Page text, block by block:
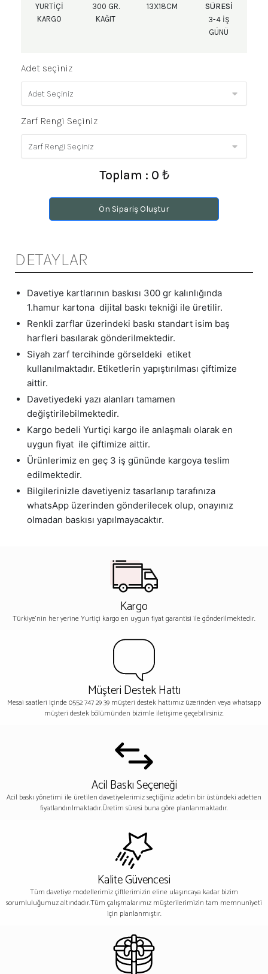
YURTIÇI
KARGO
300 GR.
KAĞIT
13X18CM
SÜRESI
3-4 IŞ
GÜNÜ
Adet seçiniz
Zarf Rengi Seçiniz
Toplam : 0 ₺
Ön Sipariş Oluştur
DETAYLAR
Davetiye kartlarının baskısı 300 gr kalınlığında
1.hamur kartona dijital baskı tekniği ile üretilir.
Renkli zarflar üzerindeki baskı standart isim baş
harfleri basılarak gönderilmektedir.
Siyah zarf tercihinde görseldeki etiket
kullanılmaktadır. Etiketlerin yapıştırılması çiftimize
aittir.
Davetiyedeki yazı alanları tamamen
değiştirilebilmektedir.
Kargo bedeli Yurtiçi kargo ile anlaşmalı olarak en
uygun fiyat ile çiftimize aittir.
Ürünlerimiz en geç 3 iş gününde kargoya teslim
edilmektedir.
Bilgilerinizle davetiyeniz tasarlanıp tarafınıza
whatsApp üzerinden gönderilecek olup, onayınız
olmadan baskısı yapılmayacaktır.
Kargo
Türkiye'nin her yerine Yurtiçi kargo en uygun fiyat garantisi ile gönderilmektedir.
Müşteri Destek Hattı
Mesai saatleri içinde 0552 747 29 39 müşteri destek hattımız üzerinden veya whatsapp
müşteri destek bölümünden bizimle iletişime geçebilirsiniz.
Acil Baskı Seçeneği
Acil baskı yönetimi ile üretilen davetiyelerimiz seçtiğiniz adetin bir üstündeki adetten
fiyatlandırılmaktadır.Üretim süresi buna göre planlanmaktadır.
Kalite Güvencesi
Tüm davetiye modellerimiz çiftlerimizin eline ulaşıncaya kadar bizim
sorumluluğumuz altındadır.Tüm çalışmalarımız müşterilerimizin tam memnuniyeti
için planlanmıştır.